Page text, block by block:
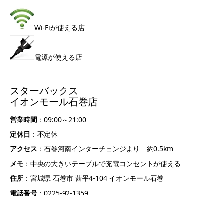
Wi-Fiが使える店
電源が使える店
スターバックス
イオンモール石巻店
営業時間 ：09:00～21:00
定休日 ：不定休
アクセス ：石巻河南インターチェンジより 約0.5km
メモ ：中央の大きいテーブルで充電コンセントが使える
住所 ：宮城県 石巻市 茜平4-104 イオンモール石巻
電話番号 ：0225-92-1359